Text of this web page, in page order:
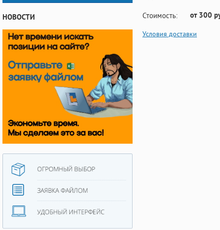
НОВОСТИ Стоимость: от 300
Условия доставки